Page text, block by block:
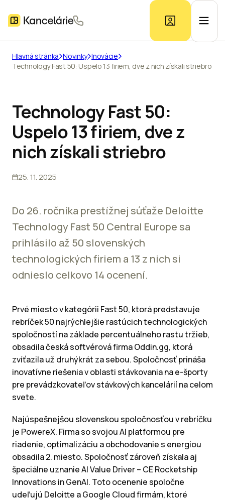
Ponuka kancelárií
Prieskum trhu
Kontakt
Hlavná stránka Novinky Inovácie
Technology Fast 50: Uspelo 13 firiem, dve z nich získali striebro
Technology Fast 50:
Uspelo 13 firiem, dve z
nich získali striebro
25. 11. 2025
Do 26. ročníka prestížnej súťaže Deloitte
Technology Fast 50 Central Europe sa
prihlásilo až 50 slovenských
technologických firiem a 13 z nich si
odnieslo celkovo 14 ocenení.
Prvé miesto v kategórii Fast 50, ktorá predstavuje
rebríček 50 najrýchlejšie rastúcich technologických
spoločností na základe percentuálneho rastu tržieb,
obsadila česká softvérová firma Oddin.gg, ktorá
zvíťazila už druhýkrát za sebou. Spoločnosť prináša
inovatívne riešenia v oblasti stávkovania na e-športy
pre prevádzkovateľov stávkových kancelárií na celom
svete.
Najúspešnejšou slovenskou spoločnosťou v rebríčku
je PowereX. Firma so svojou AI platformou pre
riadenie, optimalizáciu a obchodovanie s energiou
obsadila 2. miesto. Spoločnosť zároveň získala aj
špeciálne uznanie AI Value Driver – CE Rocketship
Innovations in GenAI. Toto ocenenie spoločne
udeľujú Deloitte a Google Cloud firmám, ktoré